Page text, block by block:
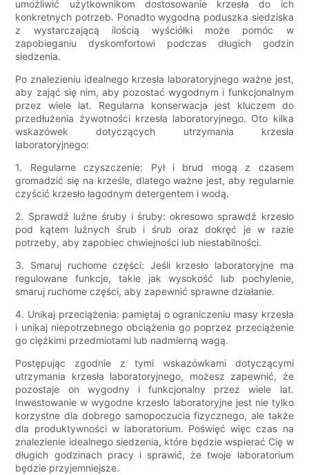
umożliwić użytkownikom dostosowanie krzesła do ich
konkretnych potrzeb. Ponadto wygodna poduszka siedziska
z wystarczającą ilością wyściółki może pomóc w
zapobieganiu dyskomfortowi podczas długich godzin
siedzenia.
Po znalezieniu idealnego krzesła laboratoryjnego ważne jest,
aby zająć się nim, aby pozostać wygodnym i funkcjonalnym
przez wiele lat. Regularna konserwacja jest kluczem do
przedłużenia żywotności krzesła laboratoryjnego. Oto kilka
wskazówek dotyczących utrzymania krzesła
laboratoryjnego:
1. Regularne czyszczenie: Pył i brud mogą z czasem
gromadzić się na krześle, dlatego ważne jest, aby regularnie
czyścić krzesło łagodnym detergentem i wodą.
2. Sprawdź luźne śruby i śruby: okresowo sprawdź krzesło
pod kątem luźnych śrub i śrub oraz dokręć je w razie
potrzeby, aby zapobiec chwiejności lub niestabilności.
3. Smaruj ruchome części: Jeśli krzesło laboratoryjne ma
regulowane funkcje, takie jak wysokość lub pochylenie,
smaruj ruchome części, aby zapewnić sprawne działanie.
4. Unikaj przeciążenia: pamiętaj o ograniczeniu masy krzesła
i unikaj niepotrzebnego obciążenia go poprzez przeciążenie
go ciężkimi przedmiotami lub nadmierną wagą.
Postępując zgodnie z tymi wskazówkami dotyczącymi
utrzymania krzesła laboratoryjnego, możesz zapewnić, że
pozostaje on wygodny i funkcjonalny przez wiele lat.
Inwestowanie w wygodne krzesło laboratoryjne jest nie tylko
korzystne dla dobrego samopoczucia fizycznego, ale także
dla produktywności w laboratorium. Poświęć więc czas na
znalezienie idealnego siedzenia, które będzie wspierać Cię w
długich godzinach pracy i sprawić, że twoje laboratorium
będzie przyjemniejsze.